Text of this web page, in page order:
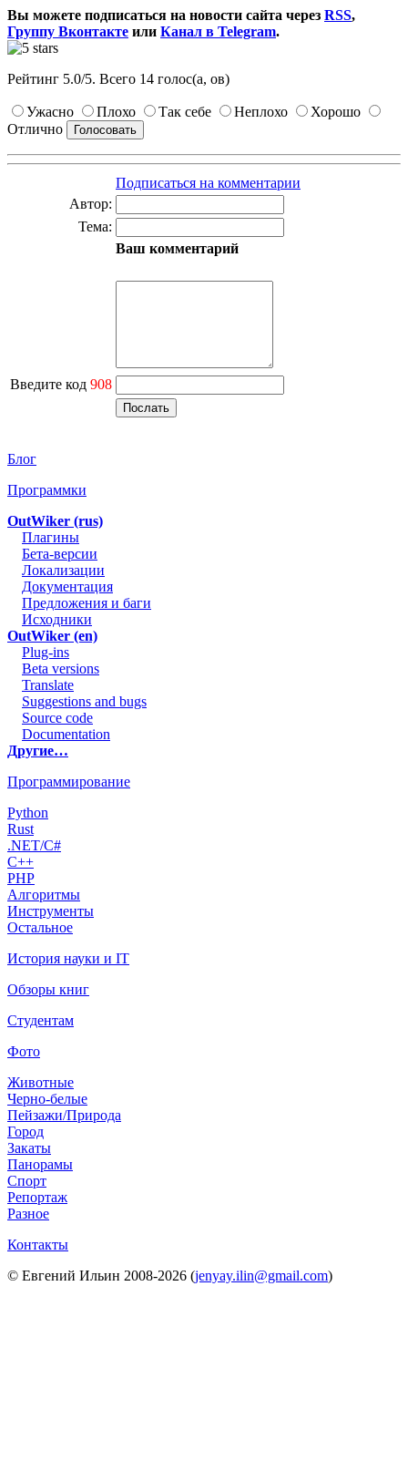
Вы можете подписаться на новости сайта через RSS,
Группу Вконтакте или Канал в Telegram.
Рейтинг 5.0/5. Всего 14 голос(а, ов)
Ужасно Плохо Так себе Неплохо
Хорошо
Отлично
Подписаться на комментарии
Автор:
Тема:
Ваш комментарий
Введите код 908
Блог
Программки
OutWiker (rus)
Плагины
Бета-версии
Локализации
Документация
Предложения и баги
Исходники
OutWiker (en)
Plug-ins
Beta versions
Translate
Suggestions and bugs
Source code
Documentation
Другие…
Программирование
Python
Rust
.NET/C#
C++
PHP
Алгоритмы
Инструменты
Остальное
История науки и IT
Обзоры книг
Студентам
Фото
Животные
Черно-белые
Пейзажи/Природа
Город
Закаты
Панорамы
Спорт
Репортаж
Разное
Контакты
© Евгений Ильин 2008-2026 (jenyay.ilin@gmail.com)